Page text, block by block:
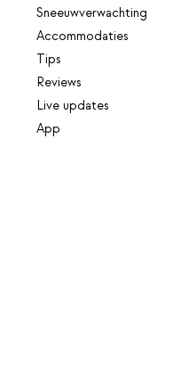
Sneeuwverwachting
Accommodaties
Tips
Reviews
Live updates
App